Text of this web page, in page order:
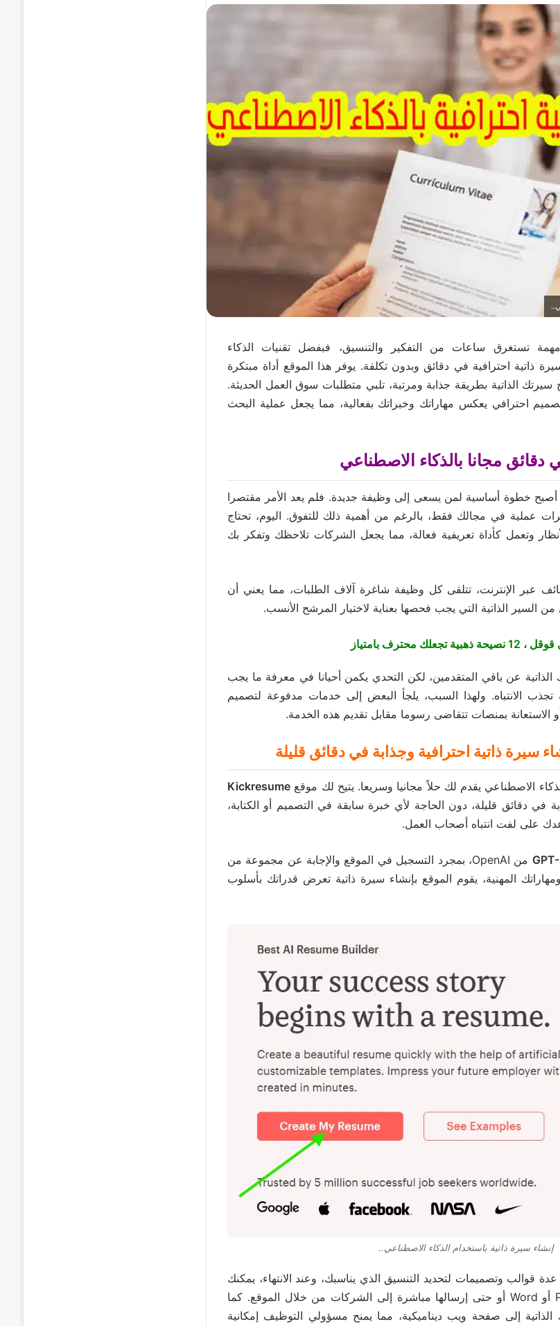
مهمة تستغرق ساعات من التفكير والتنسيق، فبفضل تقنيات الذكاء
ذاتية احترافية في دقائق وبدون تكلفة. يوفر هذا الموقع أداة مبتكرة
سيرتك الذاتية بطريقة جذابة ومرتبة، تلبي متطلبات سوق العمل الحديثة.
احترافي يعكس مهاراتك وخبراتك بفعالية، مما يجعل عملية البحث
دقائق مجانا بالذكاء الاصطناعي
خطوة أساسية لمن يسعى إلى وظيفة جديدة. فلم يعد الأمر مقتصرا
عملية في مجالك فقط، بالرغم من أهمية ذلك للتفوق. اليوم، تحتاج
وتعمل كأداة تعريفية فعالة، مما يجعل الشركات تلاحظك وتفكر بك
عبر الإنترنت، تتلقى كل وظيفة شاغرة آلاف الطلبات، مما يعني أن
السير الذاتية التي يجب فحصها بعناية لاختيار المرشح الأنسب.
محترف بامتياز
عن باقي المتقدمين، لكن التحدي يكمن أحيانا في معرفة ما يجب
تجذب الانتباه. ولهذا السبب، يلجأ البعض إلى خدمات مدفوعة لتصميم
الاستعانة بمنصات تتقاضى رسوما مقابل تقديم هذه الخدمة.
سيرة ذاتية احترافية وجذابة في دقائق قليلة
الاصطناعي يقدم لك حلاً مجانيا وسريعا. يتيح لك موقع Kickresume
في دقائق قليلة، دون الحاجة لأي خبرة سابقة في التصميم أو الكتابة،
على لفت انتباه أصحاب العمل.
من OpenAI، بمجرد التسجيل في الموقع والإجابة عن مجموعة من
المهنية، يقوم الموقع بإنشاء سيرة ذاتية تعرض قدراتك بأسلوب
إنشاء سيرة ذاتية باستخدام الذكاء الاصطناعي..
قوالب وتصميمات لتحديد التنسيق الذي يناسبك، وعند الانتهاء، يمكنك
تنزيل سيرتك الذاتية بصيغة PDF أو Word أو حتى إرسالها مباشرة إلى الشركات من خلال الموقع. كما
إلى صفحة ويب ديناميكية، مما يمنح مسؤولي التوظيف إمكانية